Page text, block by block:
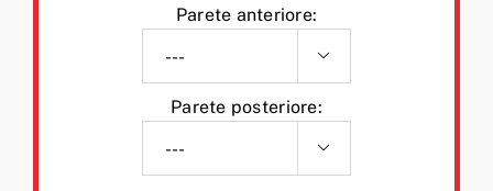
Parete anteriore:

Parete posteriore:
